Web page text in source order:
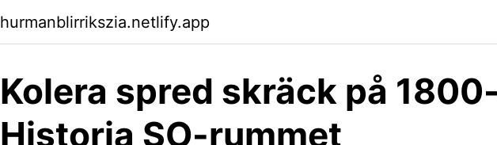
hurmanblirrikszia.netlify.app
Kolera spred skräck på
Historia SO-rummet